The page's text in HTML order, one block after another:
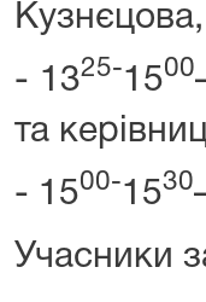
- 1325-1500
та
- 1500-1530
Учасники